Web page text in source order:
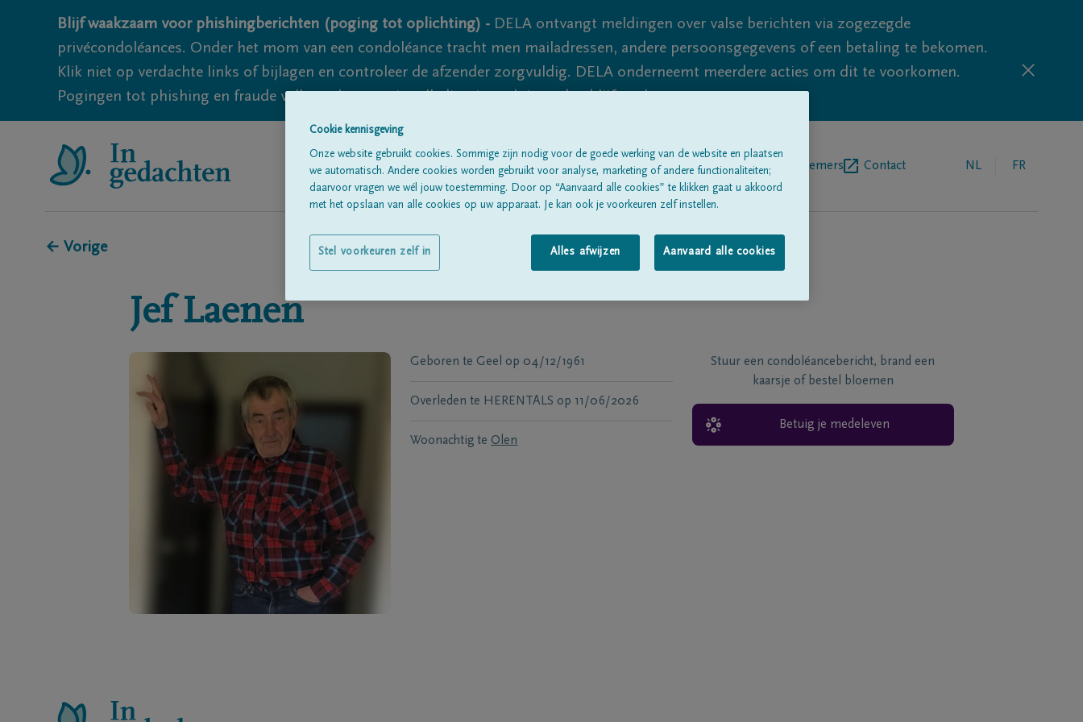
Blijf waakzaam voor phishingberichten (poging tot oplichting) - DELA ontvangt meldingen over valse berichten via zogezegde
privécondoléances. Onder het mom van een condoléance tracht men mailadressen, andere persoonsgegevens of een betaling te bekomen.
Klik niet op verdachte links of bijlagen en controleer de afzender zorgvuldig. DELA onderneemt meerdere acties om dit te voorkomen.
Pogingen tot phishing en fraude vallen echter nooit volledig uit te sluiten, dus blijf waakzaam.
Alle rouwberichtenOver onsBegrafenisondernemers Contact NL FR
← Vorige
Jef Laenen
Geboren te Geel op 04/12/1961
Overleden te HERENTALS op 11/06/2026
Woonachtig te Olen
Stuur een condoléancebericht, brand een
kaarsje of bestel bloemen
Betuig je medeleven
Cookie kennisgeving
Onze website gebruikt cookies. Sommige zijn nodig voor de goede werking van de website en plaatsen
we automatisch. Andere cookies worden gebruikt voor analyse, marketing of andere functionaliteiten;
daarvoor vragen we wél jouw toestemming. Door op “Aanvaard alle cookies” te klikken gaat u akkoord
met het opslaan van alle cookies op uw apparaat. Je kan ook je voorkeuren zelf instellen.
Alles afwijzen Aanvaard alle cookies
Stel voorkeuren zelf in